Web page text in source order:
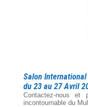
Salon
du 23 au 27 Avril
Contactez-nous et
incontournable du